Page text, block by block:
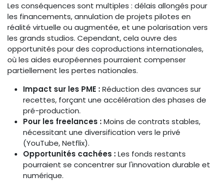
Les conséquences sont multiples : délais allongés pour
les financements, annulation de projets pilotes en
réalité virtuelle ou augmentée, et une polarisation vers
les grands studios. Cependant, cela ouvre des
opportunités pour des coproductions internationales,
où les aides européennes pourraient compenser
partiellement les pertes nationales.
Impact sur les PME :Réduction des avances sur
recettes, forçant une accélération des phases de
pré-production.
Pour les freelances :Moins de contrats stables,
nécessitant une diversification vers le privé
(YouTube, Netflix).
Opportunités cachées :Les fonds restants
pourraient se concentrer sur l'innovation durable et
numérique.